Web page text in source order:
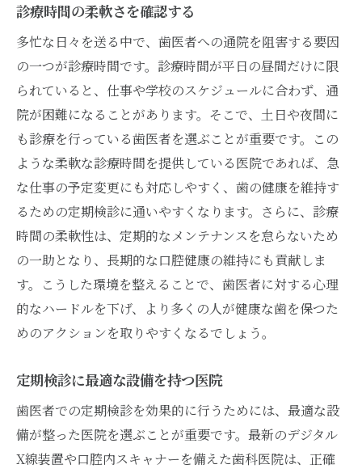
診療時間の柔軟さを確認する
多忙な日々を送る中で、歯医者への通院を阻害する要因
の一つが診療時間です。診療時間が平日の昼間だけに限
られていると、仕事や学校のスケジュールに合わず、通
院が困難になることがあります。そこで、土日や夜間に
も診療を行っている歯医者を選ぶことが重要です。この
ような柔軟な診療時間を提供している医院であれば、急
な仕事の予定変更にも対応しやすく、歯の健康を維持す
るための定期検診に通いやすくなります。さらに、診療
時間の柔軟性は、定期的なメンテナンスを怠らないため
の一助となり、長期的な口腔健康の維持にも貢献しま
す。こうした環境を整えることで、歯医者に対する心理
的なハードルを下げ、より多くの人が健康な歯を保つた
めのアクションを取りやすくなるでしょう。
定期検診に最適な設備を持つ医院
歯医者での定期検診を効果的に行うためには、最適な設
備が整った医院を選ぶことが重要です。最新のデジタル
X線装置や口腔内スキャナーを備えた歯科医院は、正確